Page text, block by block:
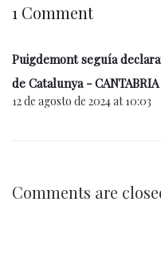
1 Comment
Puigdemont seguía
de Catalunya -
12 de agosto de 2024 at 10:03
Comments are